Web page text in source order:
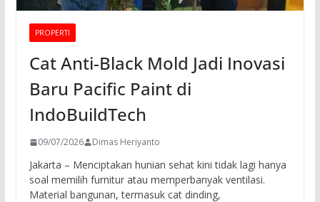
PROPERTI
Cat Anti-Black Mold Jadi Inovasi
Baru Pacific Paint di
IndoBuildTech
09/07/2026 Dimas Heriyanto
Jakarta – Menciptakan hunian sehat kini tidak lagi hanya
soal memilih furnitur atau memperbanyak ventilasi.
Material bangunan, termasuk cat dinding,